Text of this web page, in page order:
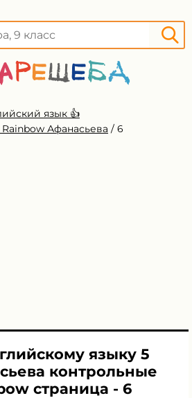
язык 👍
Афанасьева / 6
языку 5
контрольные
страница - 6